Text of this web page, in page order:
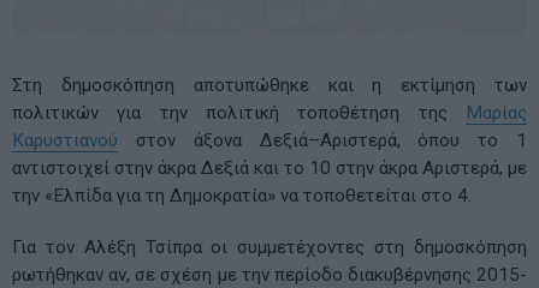
Στη δημοσκόπηση αποτυπώθηκε και η εκτίμηση των
πολιτικών για την πολιτική τοποθέτηση της
Μαρίας
Καρυστιανού στον άξονα Δεξιά–Αριστερά, όπου το 1
αντιστοιχεί στην άκρα Δεξιά και το 10 στην άκρα Αριστερά, με
την «Ελπίδα για τη Δημοκρατία» να τοποθετείται στο 4.
Για τον Αλέξη Τσίπρα οι συμμετέχοντες στη δημοσκόπηση
ρωτήθηκαν αν, σε σχέση με την περίοδο διακυβέρνησης 2015-